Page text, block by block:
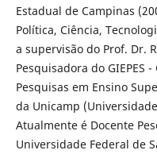
Estadual de Campinas
Política, Ciência,
a supervisão do Prof. Dr.
Pesquisadora do GIEPES
Pesquisas em Ensino
da Unicamp
Atualmente é Docente
Universidade Federal de